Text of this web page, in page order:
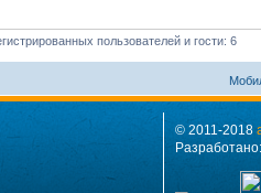
пользователей и гости: 6
© 2011-2018
Разработано: